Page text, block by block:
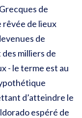
de
rêvée de lieux
de
milliers de
- le terme est au
d’atteindre le
espéré de